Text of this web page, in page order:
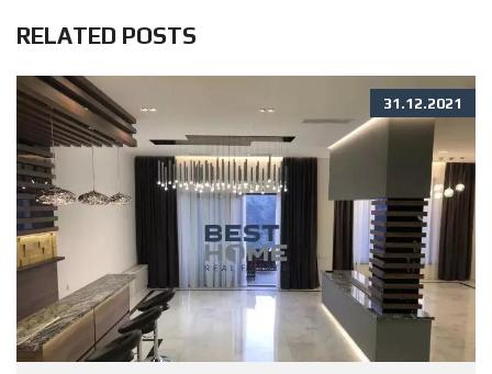
RELATED POSTS
31.12.2021